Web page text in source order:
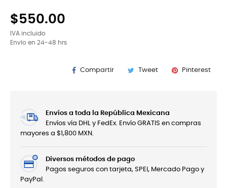
$550.00
IVA incluido
Envío en 24-48 hrs
Compartir Tweet Pinterest
Envíos a toda la República Mexicana
Envíos vía DHL y FedEx. Envío GRATIS en compras
mayores a $1,800 MXN.
Diversos métodos de pago
Pagos seguros con tarjeta, SPEI, Mercado Pago y
PayPal.